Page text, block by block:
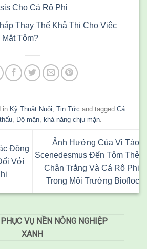
Cho Cá Rô Phi
Thay Thế Khả Thi Cho Việc
Tôm?
in Kỹ Thuật Nuôi ,Tin Tức and taggedCá
,Độ mặn khả năng chịu mặn
Động
Với
Ảnh Hưởng Của Vi Tảo
Scenedesmus Đến Tôm Thẻ
Chân Trắng Và Cá Rô Phi
Trong Môi Trường Biofloc
VỤ NỀN NÔNG NGHIỆP
XANH